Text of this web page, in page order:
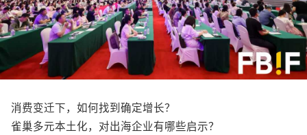
消费变迁下，如何找到确定增长？
雀巢多元本土化，对出海企业有哪些启示？